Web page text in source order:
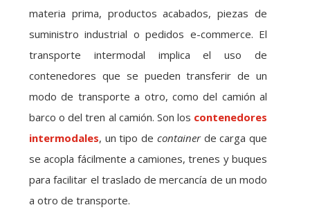
materia prima, productos acabados, piezas de
suministro industrial o pedidos e-commerce. El
transporte intermodal implica el uso de
contenedores que se pueden transferir de un
modo de transporte a otro, como del camión al
barco o del tren al camión. Son los contenedores
intermodales, un tipo de container de carga que
se acopla fácilmente a camiones, trenes y buques
para facilitar el traslado de mercancía de un modo
a otro de transporte.